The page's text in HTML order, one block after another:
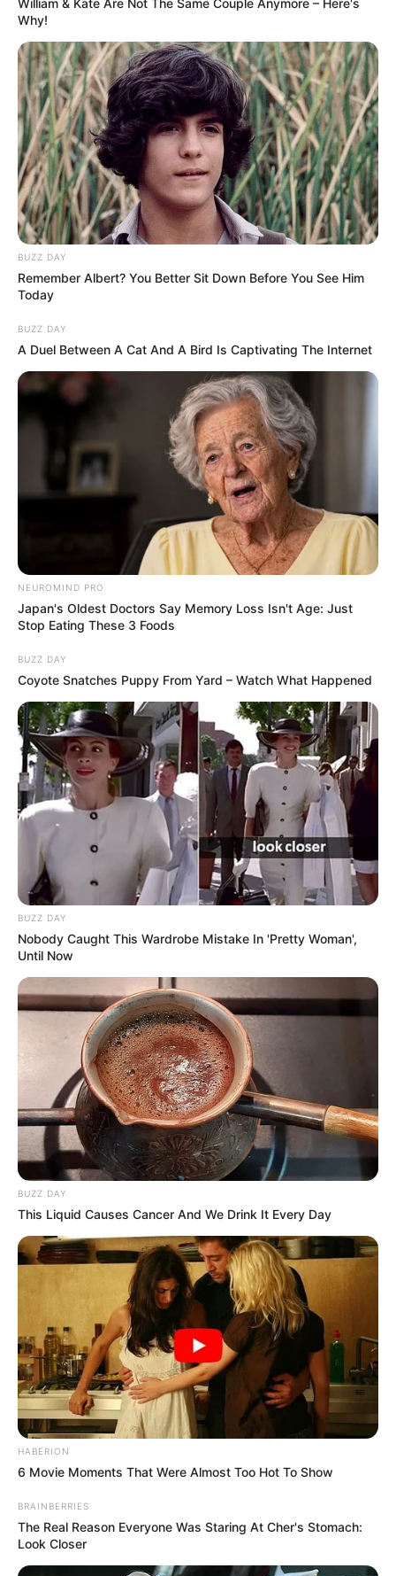
Why!
BUZZ DAY
Remember Albert? You Better Sit Down Before You See Him
Today
BUZZ DAY
A Duel Between A Cat And A Bird Is Captivating The Internet
NEUROMIND PRO
Japan's Oldest Doctors Say Memory Loss Isn't Age: Just
Stop Eating These 3 Foods
BUZZ DAY
Coyote Snatches Puppy From Yard – Watch What Happened
BUZZ DAY
Nobody Caught This Wardrobe Mistake In 'Pretty Woman',
Until Now
BUZZ DAY
This Liquid Causes Cancer And We Drink It Every Day
HABERION
6 Movie Moments That Were Almost Too Hot To Show
BRAINBERRIES
The Real Reason Everyone Was Staring At Cher's Stomach:
Look Closer